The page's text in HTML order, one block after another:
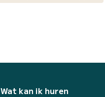
Wat kan ik huren